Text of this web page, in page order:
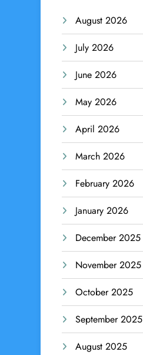
August 2026
July 2026
June 2026
May 2026
April 2026
March 2026
February 2026
January 2026
December 2025
November 2025
October 2025
September 2025
August 2025